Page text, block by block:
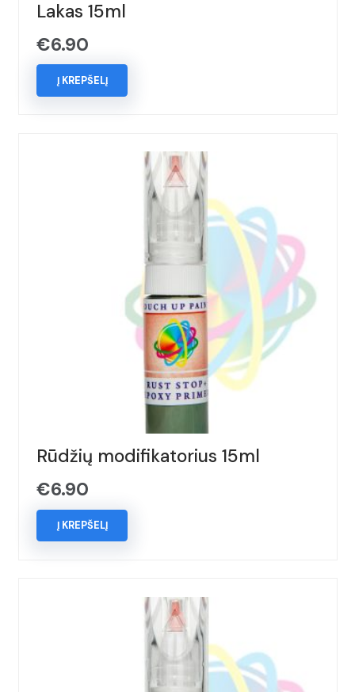
Lakas 15ml
€6.90
Į KREPŠELĮ
Rūdžių modifikatorius 15ml
€6.90
Į KREPŠELĮ